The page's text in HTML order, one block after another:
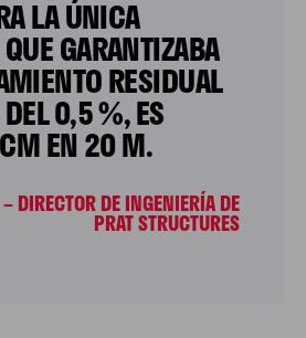
LA ÚNICA
GARANTIZABA
RESIDUAL
0,5 %, ES
EN 20 M.
DIRECTOR DE INGENIERÍA DE
PRAT STRUCTURES